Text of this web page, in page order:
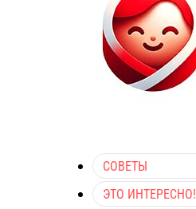
СОВЕТЫ
ЭТО ИНТЕРЕСНО!